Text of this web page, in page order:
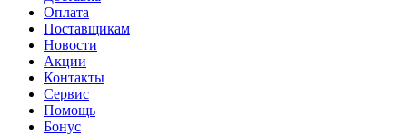
Оплата
Поставщикам
Новости
Акции
Контакты
Сервис
Помощь
Бонус